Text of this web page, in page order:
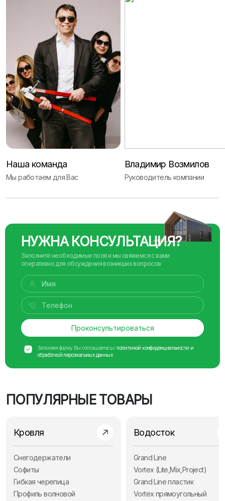
Наша команда
Мы работаем для Вас
Владимир Возмилов
Руководитель компании
НУЖНА КОНСУЛЬТАЦИЯ?
Заполните необходимые поля и мы свяжемся с вами
оперативно для обсуждения возникших вопросов
Проконсультироваться
Заполняя форму Вы соглашаетесь с политикой конфиденциальности и
обработкой персональных данных
ПОПУЛЯРНЫЕ ТОВАРЫ
Кровля
Снегодержатели
Софиты
Гибкая черепица
Профиль волновой
Водосток
Grand Line
Vortex (Lite,Mix,Project)
Grand Line пластик
Vortex прямоугольный